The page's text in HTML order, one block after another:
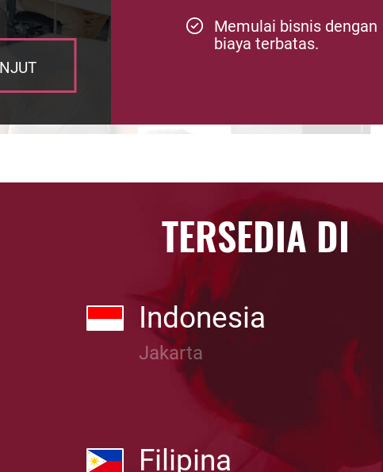
Memulai bisnis dengan
biaya terbatas.
TERSEDIA DI
Indonesia
Jakarta
Filipina